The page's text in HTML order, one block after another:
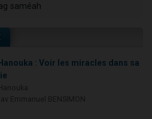
saméah
: Voir les miracles dans sa